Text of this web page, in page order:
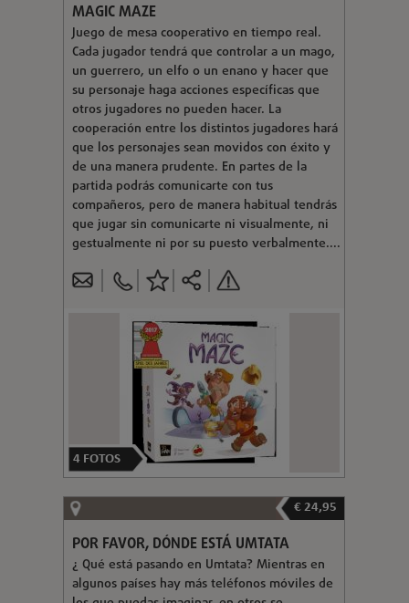
MAGIC MAZE
Juego de mesa cooperativo en tiempo real.
Cada jugador tendrá que controlar a un mago,
un guerrero, un elfo o un enano y hacer que
su personaje haga acciones específicas que
otros jugadores no pueden hacer. La
cooperación entre los distintos jugadores hará
que los personajes sean movidos con éxito y
de una manera prudente. En partes de la
partida podrás comunicarte con tus
compañeros, pero de manera habitual tendrás
que jugar sin comunicarte ni visualmente, ni
gestualmente ni por su puesto verbalmente....
4 FOTOS
€ 24,95
POR FAVOR, DÓNDE ESTÁ UMTATA
¿ Qué está pasando en Umtata? Mientras en
algunos países hay más teléfonos móviles de